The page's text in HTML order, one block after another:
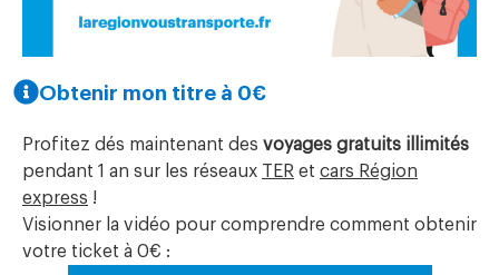
Obtenir mon titre à 0€
Profitez dés maintenant des voyages gratuits illimités
pendant 1 an sur les réseaux TER et cars Région
express !
Visionner la vidéo pour comprendre comment obtenir
votre ticket à 0€ :